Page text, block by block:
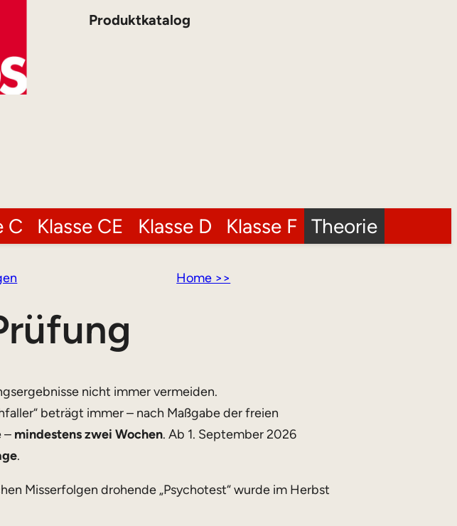
Produktkatalog
C Klasse CE Klasse D Klasse F Theorie
Home >>
nicht immer vermeiden.
beträgt immer – nach Maßgabe der freien
– mindestens zwei Wochen. Ab 1. September 2026
.
Misserfolgen drohende „Psychotest“ wurde im Herbst